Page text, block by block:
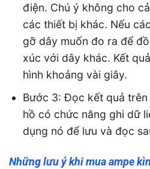
điện. Chú ý không cho
các thiết bị khác. Nếu
gỡ dây muốn đo ra để
xúc với dây khác. Kết
hình khoảng vài giây.
Bước 3: Đọc kết quả trên
hồ có chức năng ghi dữ
dụng nó để lưu và đọc
Những lưu ý khi mua ampe